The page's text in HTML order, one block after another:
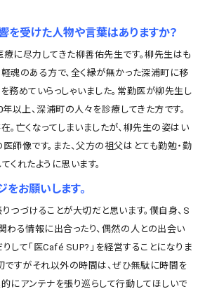
を受けた人物や言葉はありますか？
に尽力してきた柳善佑先生です。柳先生はも
魂のある方で、全く縁が無かった深浦町に移
務めていらっしゃいました。常勤医が柳先生し
以上、深浦町の人々を診療してきた方です。
。亡くなってしまいましたが、柳先生の姿はい
師像です。また、父方の祖父はとても勤勉・勤
くれたように思います。
お願いします。
つづけることが大切だと思います。僕自身、S
わる情報に出合ったり、偶然の人との出会い
して「医Café SUP?」を経営することになりま
ですがそれ以外の時間は、ぜひ無駄に時間を
にアンテナを張り巡らして行動してほしいで